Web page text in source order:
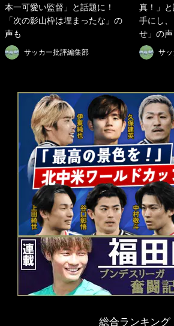
本一可愛い監督」と話題に！
「次の影山枠は埋まったな」の
声も
サッカー批評編集部
真！」
手にし
せ」の声
サ
総合ランキング